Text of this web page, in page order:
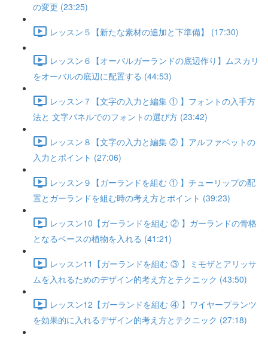
の変更 (23:25)
レッスン５【新たな素材の追加と下準備】 (17:30)
レッスン６【オーバルガーランドの底辺作り】ムスカリ
をオーバルの底辺に配置する (44:53)
レッスン７【文字の入力と編集 ① 】フォントの入手方
法と 文字パネルでのフォントの選び方 (23:42)
レッスン８【文字の入力と編集 ② 】アルファベットの
入力とポイント (27:06)
レッスン９【ガーランドを組む ① 】チューリップの配
置とガーランドを組む時の考え方とポイント (39:23)
レッスン10【ガーランドを組む ② 】ガーランドの骨格
となるベースの植物を入れる (41:21)
レッスン11【ガーランドを組む ③ 】ミモザとアリッサ
ムを入れるためのデザイン的考え方とテクニック (43:50)
レッスン12【ガーランドを組む ④ 】ワイヤープランツ
を効果的に入れるデザイン的考え方とテクニック (27:18)